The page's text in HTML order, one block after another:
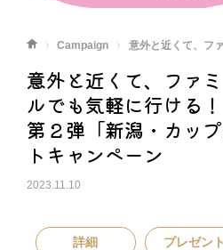
Campaign
意外と近くて、フ
意外と近くて、ファ
ルでも気軽に行ける！
第２弾「新潟・カッ
トキャンペーン
2023.11.10
詳細 プレゼント